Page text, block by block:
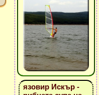
язовир Искър -